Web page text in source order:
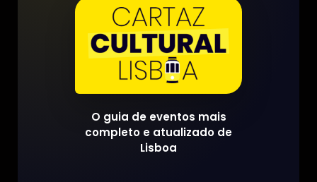
O guia de eventos mais
completo e atualizado de
Lisboa